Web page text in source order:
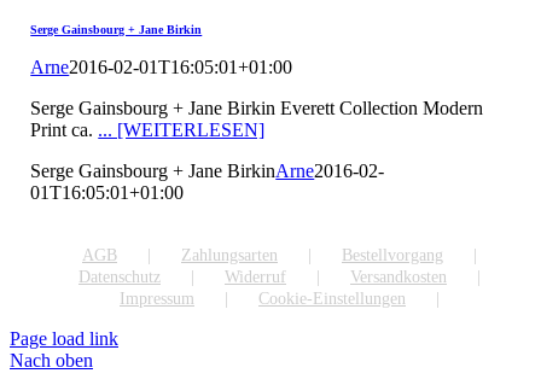
Serge Gainsbourg + Jane Birkin
Arne2016-02-01T16:05:01+01:00
Serge Gainsbourg + Jane Birkin Everett Collection Modern
Print ca. ... [WEITERLESEN]
Serge Gainsbourg + Jane BirkinArne2016-02-
01T16:05:01+01:00
AGB Zahlungsarten
Bestellvorgang
Datenschutz
Widerruf
Versandkosten
Impressum
Cookie-Einstellungen
Page load link
Nach oben